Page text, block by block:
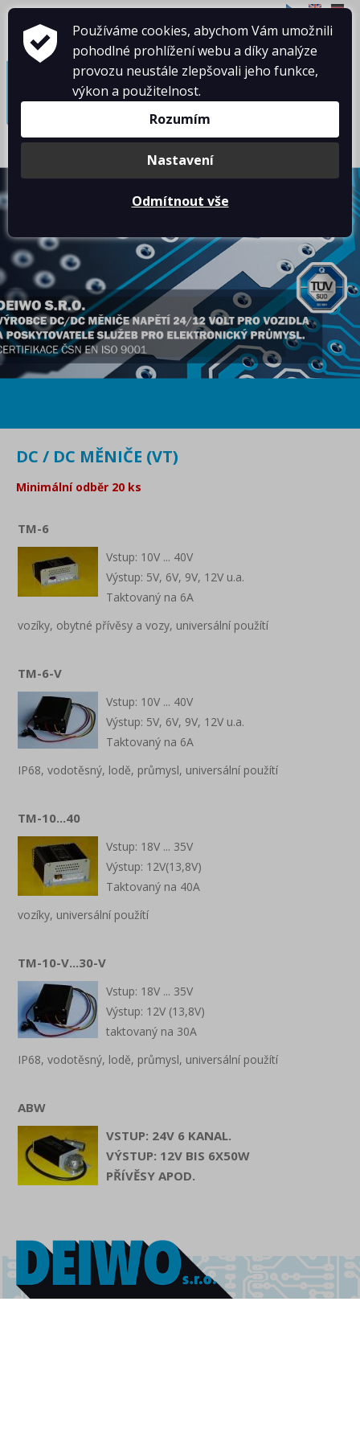
≡
DC / DC MĚNIČE (VT)
Minimální odběr 20 ks
TM-6
Vstup: 10V ... 40V
Výstup: 5V, 6V, 9V, 12V u.a.
Taktovaný na 6A
vozíky, obytné přívěsy a vozy, universální použítí
TM-6-V
Vstup: 10V ... 40V
Výstup: 5V, 6V, 9V, 12V u.a.
Taktovaný na 6A
IP68, vodotěsný, lodě, průmysl, universální použítí
TM-10...40
Vstup: 18V ... 35V
Výstup: 12V(13,8V)
Taktovaný na 40A
vozíky, universální použítí
TM-10-V...30-V
Vstup: 18V ... 35V
Výstup: 12V (13,8V)
taktovaný na 30A
IP68, vodotěsný, lodě, průmysl, universální použítí
ABW
VSTUP: 24V 6 KANAL.
VÝSTUP: 12V BIS 6X50W
PŘÍVĚSY APOD.
Používáme cookies, abychom Vám umožnili
pohodlné prohlížení webu a díky analýze
provozu neustále zlepšovali jeho funkce,
výkon a použitelnost.
Rozumím
Nastavení
Odmítnout vše